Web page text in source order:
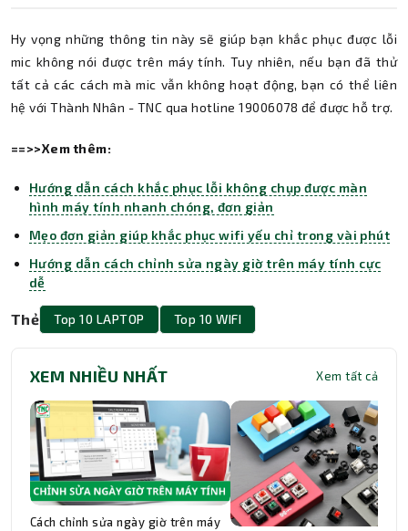
Hy vọng những thông tin này sẽ giúp bạn khắc phục được lỗi
mic không nói được trên máy tính. Tuy nhiên, nếu bạn đã thử
tất cả các cách mà mic vẫn không hoạt động, bạn có thể liên
hệ với Thành Nhân - TNC qua hotline 19006078 để được hỗ trợ.
==>>Xem thêm:
Hướng dẫn cách khắc phục lỗi không chụp được màn
hình máy tính nhanh chóng, đơn giản
Mẹo đơn giản giúp khắc phục wifi yếu chỉ trong vài phút
Hướng dẫn cách chỉnh sửa ngày giờ trên máy tính cực
dễ
Thẻ Top 10 LAPTOP Top 10 WIFI
XEM NHIỀU NHẤT Xem tất cả
Cách chỉnh sửa ngày giờ trên máy